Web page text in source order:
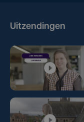
Uitzendingen